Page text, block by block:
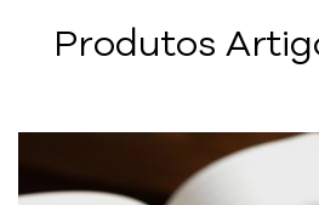
Produtos